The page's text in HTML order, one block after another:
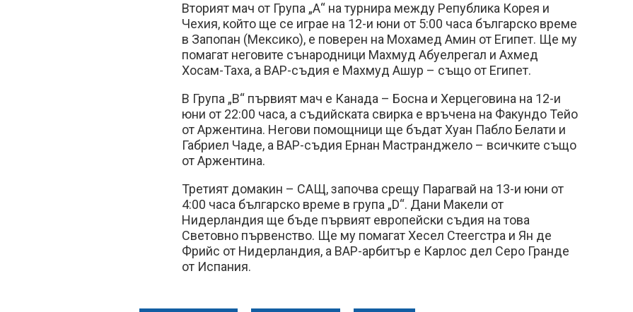
Вторият мач от Група „А“ на турнира между Република Корея и
Чехия, който ще се играе на 12-и юни от 5:00 часа българско време
в Запопан (Мексико), е поверен на Мохамед Амин от Египет. Ще му
помагат неговите сънародници Махмуд Абуелрегал и Ахмед
Хосам-Таха, а ВАР-съдия е Махмуд Ашур – също от Египет.
В Група „В“ първият мач е Канада – Босна и Херцеговина на 12-и
юни от 22:00 часа, а съдийската свирка е връчена на Факундо Тейо
от Аржентина. Негови помощници ще бъдат Хуан Пабло Белати и
Габриел Чаде, а ВАР-съдия Ернан Мастранджело – всичките също
от Аржентина.
Третият домакин – САЩ, започва срещу Парагвай на 13-и юни от
4:00 часа българско време в група „D“. Дани Макели от
Нидерландия ще бъде първият европейски съдия на това
Световно първенство. Ще му помагат Хесел Стеегстра и Ян де
Фрийс от Нидерландия, а ВАР-арбитър е Карлос дел Серо Гранде
от Испания.